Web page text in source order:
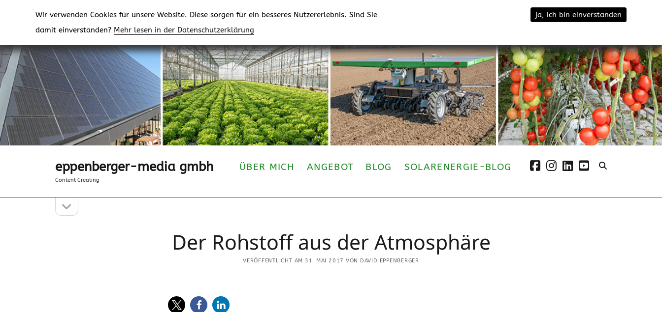
eppenberger-media gmbh
Content Creating
ÜBER MICH ANGEBOT BLOG SOLARENERGIE-BLOG facebook
instagram
linkedin
youtube
Seitenleisteöffnen
eppenberger-media gmbh | David
CHE-114.677.787
Mit dem Wohnmobil zu Gast auf dem
Der Rohstoff aus der Atmosphäre
VERÖFFENTLICHT AM 31. MAI 2017 VON DAVID EPPENBERGER
Wir verwenden Cookies für unsere Website. Diese sorgen für ein besseres Nutzererlebnis. Sind Sie
damit einverstanden? Mehr lesen in der Datenschutzerklärung
ja, ich bin einverstanden